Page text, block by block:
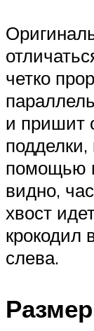
четко
и пришит
подделки,
помощью
видно,
хвост
крокодил
слева.
Размер